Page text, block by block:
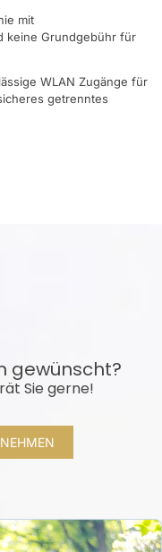
mit
keine Grundgebühr für
WLAN Zugänge für
getrenntes
gewünscht?
Sie gerne!